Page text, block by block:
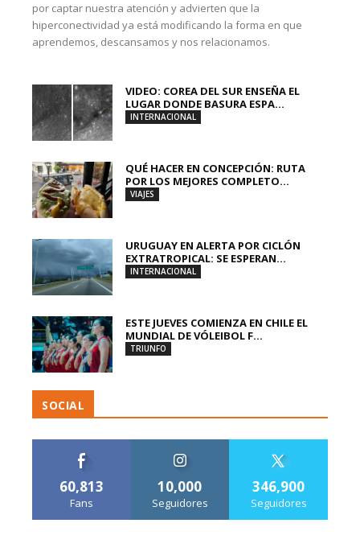
por captar nuestra atención y advierten que la
hiperconectividad ya está modificando la forma en que
aprendemos, descansamos y nos relacionamos.
VIDEO: COREA DEL SUR ENSEÑA EL
LUGAR DONDE BASURA ESPA...
INTERNACIONAL
QUÉ HACER EN CONCEPCIÓN: RUTA
POR LOS MEJORES COMPLETO...
VIAJES
URUGUAY EN ALERTA POR CICLÓN
EXTRATROPICAL: SE ESPERAN...
INTERNACIONAL
ESTE JUEVES COMIENZA EN CHILE EL
MUNDIAL DE VÓLEIBOL F...
TRIUNFO
SOCIAL
60,813
Fans
10,000
Seguidores
346,900
Seguidores